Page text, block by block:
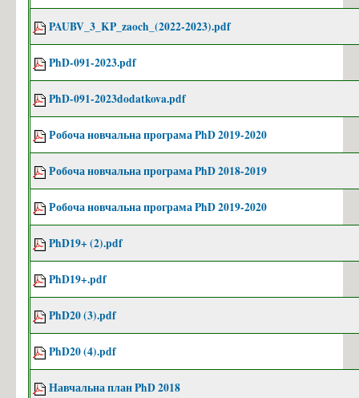
PAUBV_3_KP_zaoch_(2022-2023).pdf
PhD-091-2023.pdf
PhD-091-2023dodatkova.pdf
Робоча новчальна програма PhD 2019-2020
Робоча новчальна програма PhD 2018-2019
Робоча новчальна програма PhD 2019-2020
PhD19+ (2).pdf
PhD19+.pdf
PhD20 (3).pdf
PhD20 (4).pdf
Навчальна план PhD 2018